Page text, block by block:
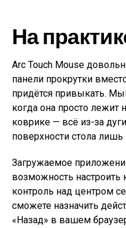
На
Arc Touch Mouse
панели прокрутки
придётся привыкать.
когда она просто лежит
коврике — всё из-за
поверхности стола лишь
Загружаемое
возможность настроить
контроль над центром
сможете назначить
«Назад» в вашем